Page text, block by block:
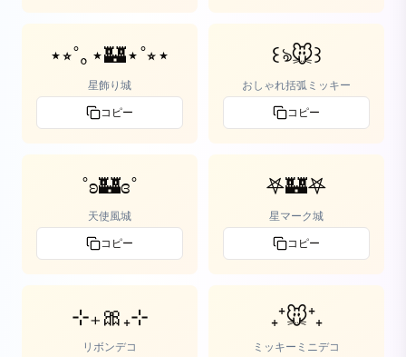
⋆⭒˚｡⋆🏰⋆˚⭒⋆
星飾り城
コピー
꒰ঌ🐭꒱
おしゃれ括弧ミッキー
コピー
˚ʚ🏰ɞ˚
天使風城
コピー
𖤐🏰𖤐
星マーク城
コピー
⊹₊🎀₊⊹
リボンデコ
₊⁺🐭⁺₊
ミッキーミニデコ